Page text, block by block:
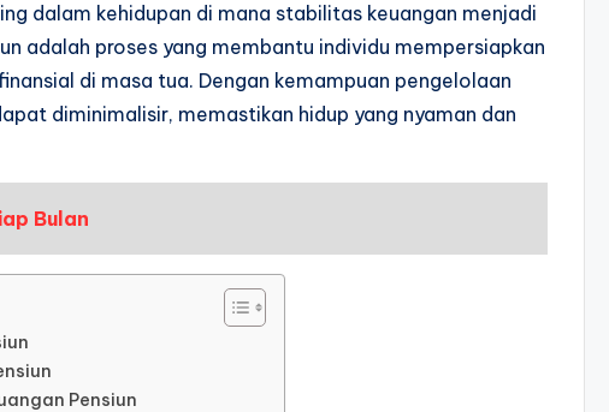
dalam kehidupan di mana stabilitas keuangan menjadi
adalah proses yang membantu individu mempersiapkan
di masa tua. Dengan kemampuan pengelolaan
diminimalisir, memastikan hidup yang nyaman dan
Bulan
Pensiun